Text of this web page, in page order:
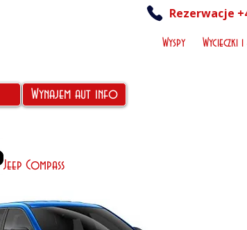
Rezerwacje
Wyspy Wycieczki
Wynajem aut info
Jeep Compass